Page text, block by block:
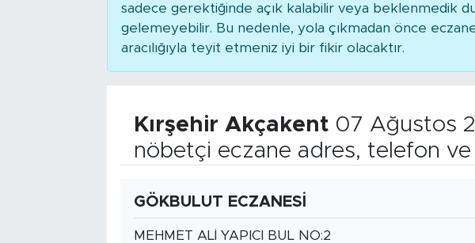
sadece gerektiğinde açık kalabilir veya beklenmedik
gelemeyebilir. Bu nedenle, yola çıkmadan önce
aracılığıyla teyit etmeniz iyi bir fikir olacaktır.
Kırşehir Akçakent07 Ağustos
nöbetçi eczane adres, telefon ve
GÖKBULUT ECZANESİ
MEHMET ALİ YAPICI BUL NO:2